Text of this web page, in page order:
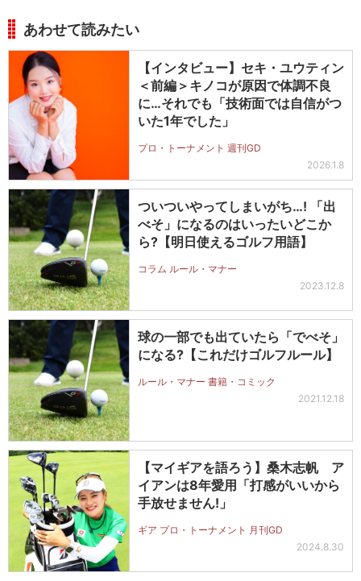
あわせて読みたい
【インタビュー】セキ・ユウティン
＜前編＞キノコが原因で体調不良
に…それでも「技術面では自信がつ
いた1年でした」
プロ・トーナメント 週刊GD
2026.1.8
ついついやってしまいがち…! 「出
べそ」になるのはいったいどこか
ら?【明日使えるゴルフ用語】
コラム ルール・マナー
2023.12.8
球の一部でも出ていたら「でべそ」
になる?【これだけゴルフルール】
ルール・マナー 書籍・コミック
2021.12.18
【マイギアを語ろう】桑木志帆 ア
イアンは8年愛用「打感がいいから
手放せません!」
ギア プロ・トーナメント 月刊GD
2024.8.30